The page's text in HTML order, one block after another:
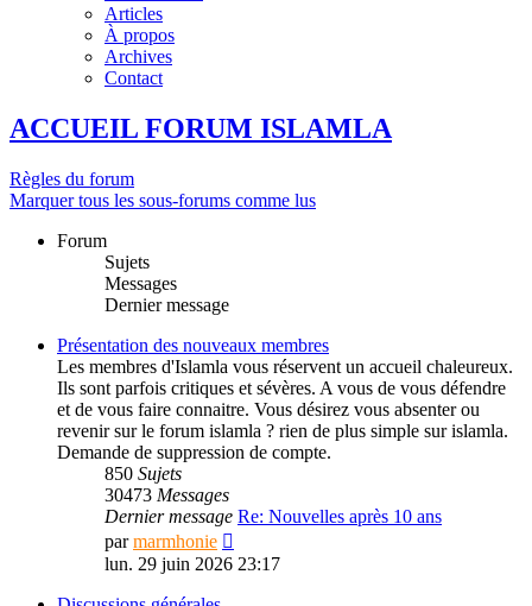
Articles
À propos
Archives
Contact
ACCUEIL FORUM ISLAMLA
Règles du forum
Marquer tous les sous-forums comme lus
Forum
Sujets
Messages
Dernier message
Présentation des nouveaux membres
Les membres d'Islamla vous réservent un accueil chaleureux.
Ils sont parfois critiques et sévères. A vous de vous défendre
et de vous faire connaitre. Vous désirez vous absenter ou
revenir sur le forum islamla ? rien de plus simple sur islamla.
Demande de suppression de compte.
850 Sujets
30473 Messages
Dernier message Re: Nouvelles après 10 ans
parmarmhonie
le
lun. 29 juin 2026 23:17